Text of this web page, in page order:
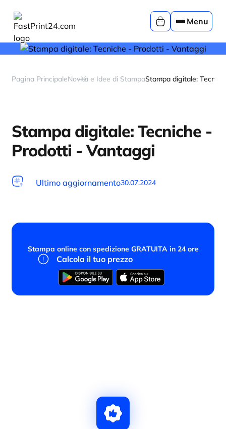
Menu
Pagina PrincipaleNovità e Idee di StampaStampa digitale:
Stampa digitale: Tecniche -
Prodotti - Vantaggi
Ultimo aggiornamento30.07.2024
Stampa online con spedizione GRATUITA in 24 ore
Calcola il tuo prezzo